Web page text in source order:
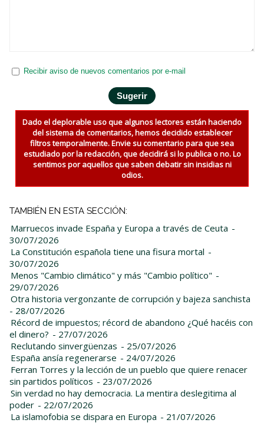
Recibir aviso de nuevos comentarios por e-mail
Dado el deplorable uso que algunos lectores están haciendo
del sistema de comentarios, hemos decidido establecer
filtros temporalmente. Envie su comentario para que sea
estudiado por la redacción, que decidirá si lo publica o no. Lo
sentimos por aquellos que saben debatir sin insidias ni
odios.
TAMBIÉN EN ESTA SECCIÓN:
Marruecos invade España y Europa a través de Ceuta -
30/07/2026
La Constitución española tiene una fisura mortal -
30/07/2026
Menos "Cambio climático" y más "Cambio político" -
29/07/2026
Otra historia vergonzante de corrupción y bajeza sanchista
- 28/07/2026
Récord de impuestos; récord de abandono ¿Qué hacéis con
el dinero? - 27/07/2026
Reclutando sinvergüenzas - 25/07/2026
España ansía regenerarse - 24/07/2026
Ferran Torres y la lección de un pueblo que quiere renacer
sin partidos políticos - 23/07/2026
Sin verdad no hay democracia. La mentira deslegitima al
poder - 22/07/2026
La islamofobia se dispara en Europa - 21/07/2026